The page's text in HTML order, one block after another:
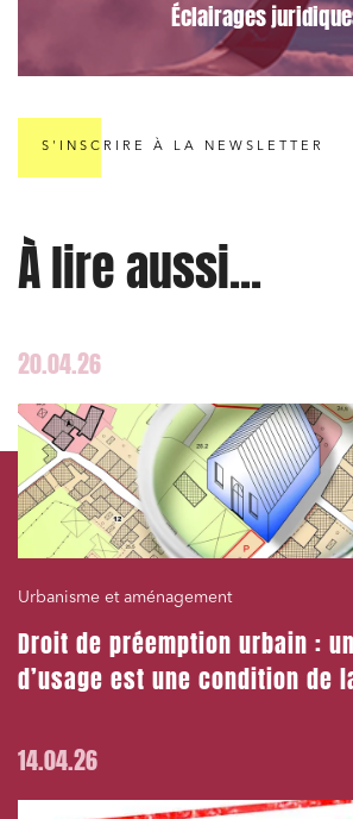
Éclairages
S'INSCRIRE À LA NEWSLETTER
À lire aussi...
20.04.26
Urbanisme et aménagement
Droit de préemption urbain :
d’usage est une condition de
14.04.26
Banque finance et assurance
Droit des sociétés et Fusions-